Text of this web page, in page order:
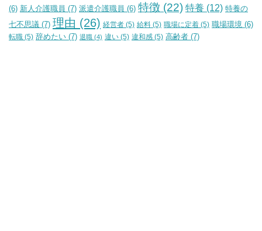
(6) 新人介護職員 (7) 派遣介護職員 (6) 特徴 (22) 特養 (12) 特養の
七不思議 (7) 理由 (26) 経営者 (5) 給料 (5) 職場に定着 (5) 職場環境 (6)
転職 (5) 辞めたい (7) 退職 (4) 違い (5) 違和感 (5) 高齢者 (7)